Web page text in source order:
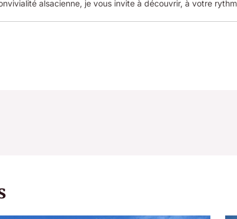
alsacienne, je vous invite à découvrir, à votre